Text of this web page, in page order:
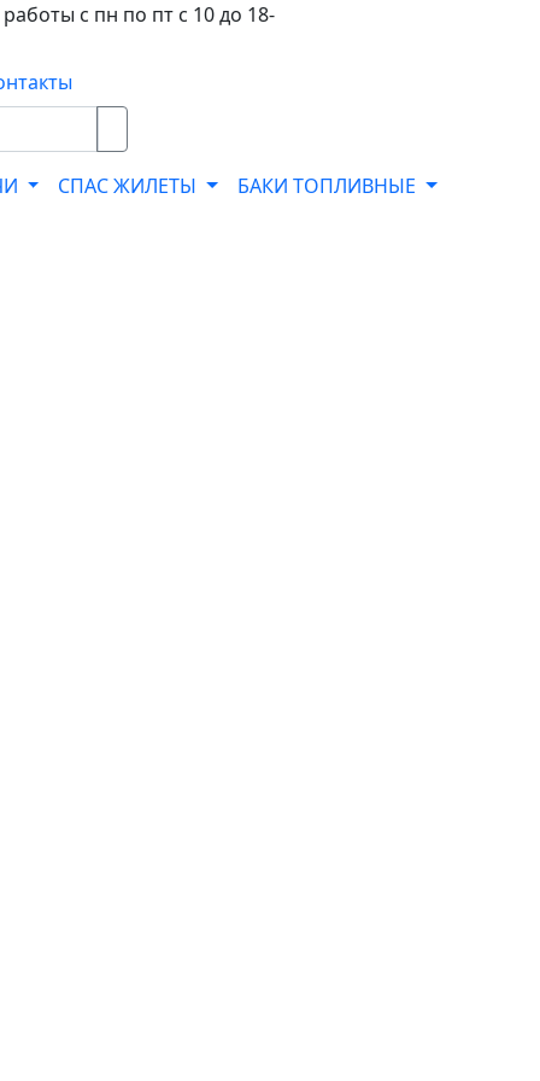
с пн по пт с 10 до 18-
СПАС ЖИЛЕТЫ БАКИ ТОПЛИВНЫЕ